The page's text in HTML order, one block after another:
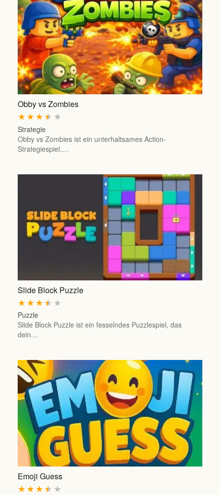
Obby vs Zombies
★
★
★
★
★
Strategie
Obby vs Zombies ist ein unterhaltsames Action-
Strategiespiel,…
Slide Block Puzzle
★
★
★
★
★
Puzzle
Slide Block Puzzle ist ein fesselndes Puzzlespiel, das
dein…
Emoji Guess
★
★
★
★
★